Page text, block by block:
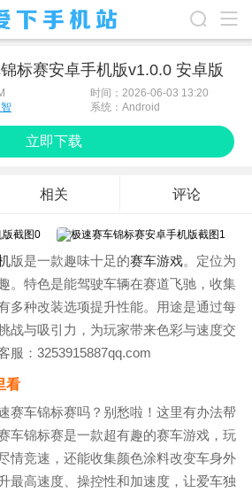
应用排行榜
最新游戏
最新应用
手机使用
游戏攻略
标赛安卓手机版v1.0.0 安卓版
时间：2026-06-03 13:20
系统：Android
立即下载
相关 评论
版是一款趣味十足的赛车游戏。定位为
。特色是能驾驶车辆在赛道飞驰，收集
多种改装选项提升性能。用途是通过每
战与吸引力，为玩家带来色彩与速度交
服：3253915887qq.com
看
赛车锦标赛吗？别愁啦！这里有办法帮
车锦标赛是一款超有趣的赛车游戏，玩
情竞速，还能收集颜色涂料改变车身外
最高速度、操控性和加速度，让爱车独